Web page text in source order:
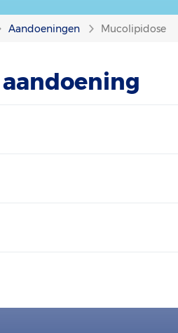
Aandoeningen Mucolipidose